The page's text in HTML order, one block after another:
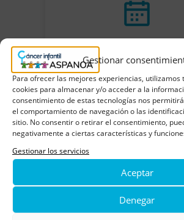
Gestionar
Para ofrecer las mejores experiencias, utilizamos
cookies para almacenar y/o acceder a la
consentimiento de estas tecnologías nos
el comportamiento de navegación o las
sitio. No consentir o retirar el consentimiento,
negativamente a ciertas características y
Gestionar los servicios
Aceptar
Denegar
Agregar a Google